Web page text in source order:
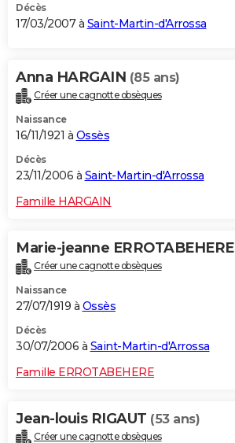
Décès
17/03/2007 à Saint-Martin-d'Arrossa
Anna HARGAIN (85 ans)
Créer une cagnotte obsèques
Naissance
16/11/1921 à Ossès
Décès
23/11/2006 à Saint-Martin-d'Arrossa
Famille HARGAIN
Marie-jeanne ERROTABEHERE
Créer une cagnotte obsèques
Naissance
27/07/1919 à Ossès
Décès
30/07/2006 à Saint-Martin-d'Arrossa
Famille ERROTABEHERE
Jean-louis RIGAUT (53 ans)
Créer une cagnotte obsèques